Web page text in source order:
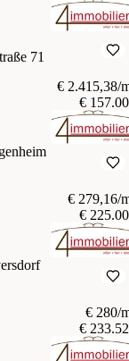
71
€ 2.415,38/
€
€ 279,16/
€
€ 280/
€